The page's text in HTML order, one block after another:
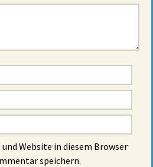
Website in diesem Browser
speichern.